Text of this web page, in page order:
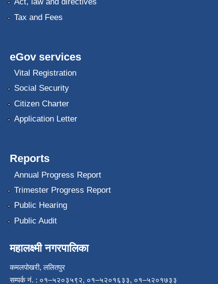
Tax and Fees
eGov services
Vital Registration
Social Security
Citizen Charter
Application Letter
Reports
Annual Progress Report
Trimester Progress Report
Public Hearing
Public Audit
महालक्ष्मी नगरपालिका
कमलपोखरी, ललितपुर
सम्पर्क नं. : ०१–५२०३५९२, ०१–५२०१६३३, ०१–५२०१७३३